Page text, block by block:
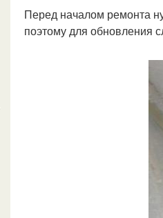
Перед началом ремонта
поэтому для обновления